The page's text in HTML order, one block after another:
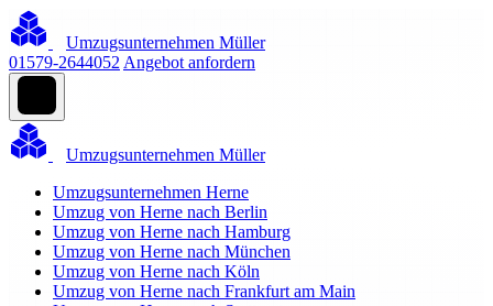
Umzugsunternehmen Müller
01579-2644052 Angebot anfordern
Umzugsunternehmen Müller
Umzugsunternehmen Herne
Umzug von Herne nach Berlin
Umzug von Herne nach Hamburg
Umzug von Herne nach München
Umzug von Herne nach Köln
Umzug von Herne nach Frankfurt am Main